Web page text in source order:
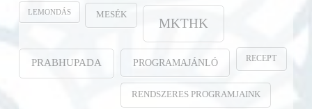
LEMONDÁS MESÉK
MKTHK
PRABHUPADA PROGRAMAJÁNLÓ RECEPT
RENDSZERES PROGRAMJAINK